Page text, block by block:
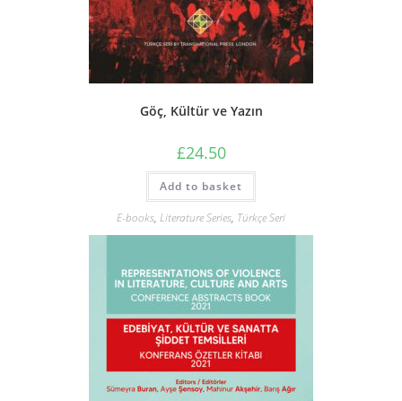
Göç, Kültür ve Yazın
£24.50
Add to basket
E-books, Literature Series, Türkçe Seri